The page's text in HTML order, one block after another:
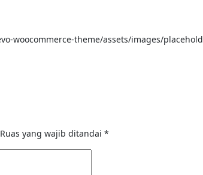
Ruas yang wajib ditandai *